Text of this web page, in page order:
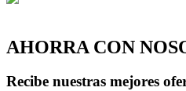
AHORRA CON
Recibe nuestras mejores